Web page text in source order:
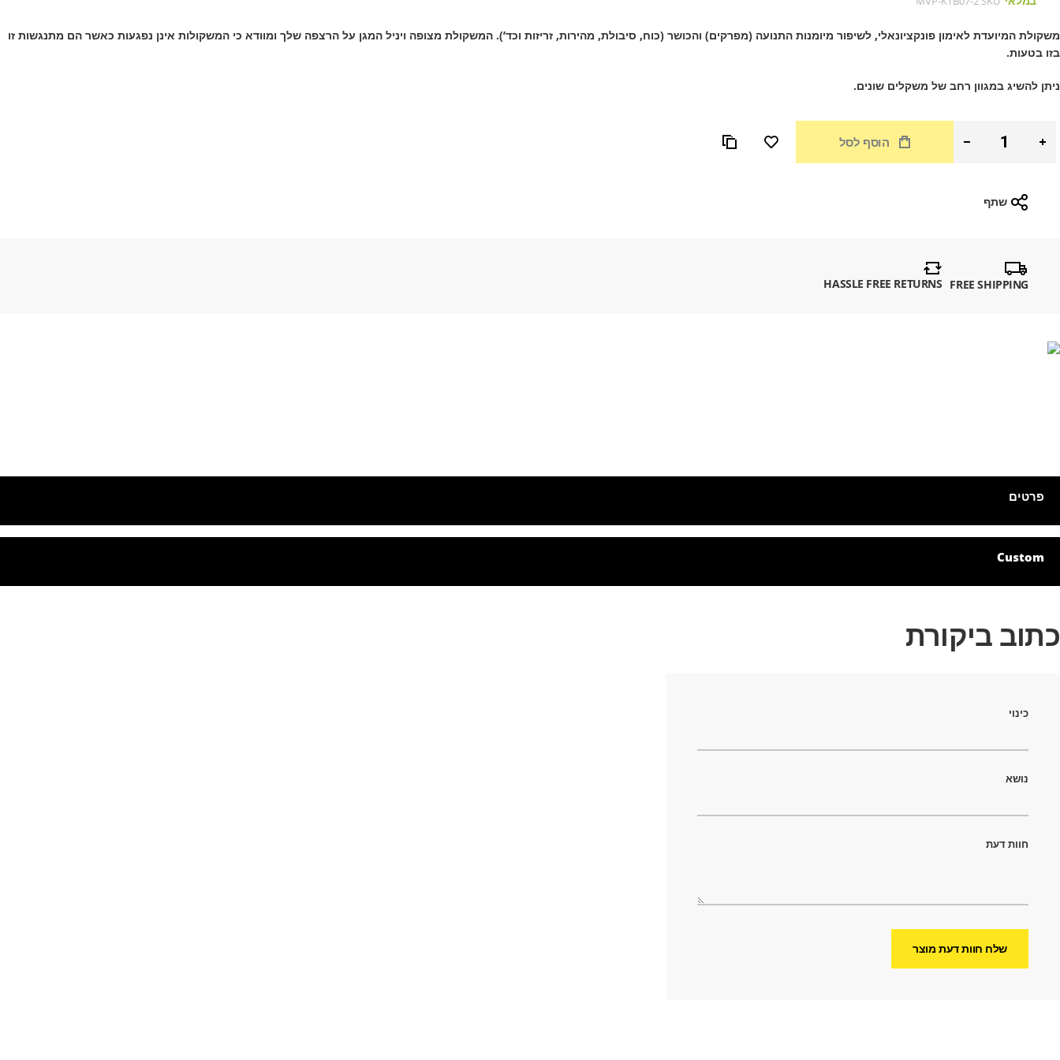
משקולת המיועדת לאימון פונקציונאלי, לשיפור מיומנות התנועה (מפרקים) והכושר (כוח, סיבולת, מהירות, זריזות וכד’). המשקולת מצופה ויניל המגן על הרצפה שלך ומוודא כי המשקולות אינן נפגעות כאשר הם מתנגשות זו
בזו בטעות.
ניתן להשיג במגוון רחב של משקלים שונים.
הוסף לסל
שתף
FREE SHIPPING
HASSLE FREE RETURNS
לדלג
תמונותפרטים
Custom
כתוב ביקורת
כינוי
נושא
חוות דעת
שלח חוות דעת מוצר